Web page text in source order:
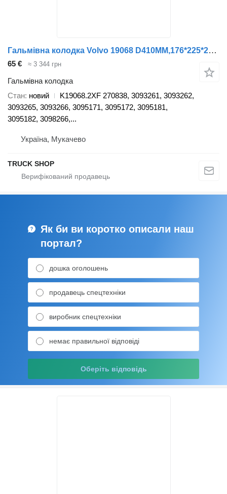
Гальмівна колодка Volvo 19068 D410ММ,176*225*20.5ММ (2РЕМ) FERODO K19068.2XF до вантажівки Volvo F12/16(86-) FH12/16(93-) B7/10/12(86-)
65 € ≈ 3 344 грн
Гальмівна колодка
Стан новий
K19068.2XF 270838, 3093261, 3093262,
3093265, 3093266, 3095171, 3095172, 3095181,
3095182, 3098266,...
Україна, Мукачево
TRUCK SHOP
Як би ви коротко описали наш
портал?
дошка оголошень
продавець спецтехніки
виробник спецтехніки
немає правильної відповіді
Оберіть відповідь